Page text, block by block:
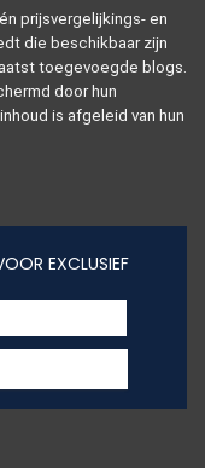
prijsvergelijkings- en
die beschikbaar zijn
toegevoegde blogs.
door hun
is afgeleid van hun
EXCLUSIEF